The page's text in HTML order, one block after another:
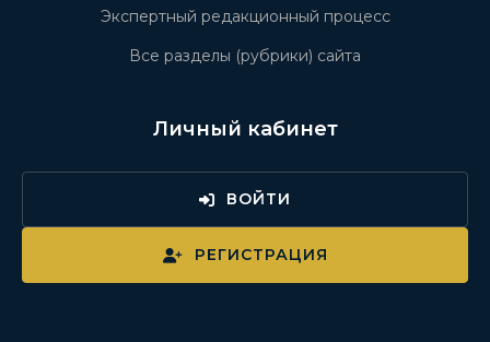
Экспертный редакционный процесс
Все разделы (рубрики) сайта
Личный кабинет
ВОЙТИ
РЕГИСТРАЦИЯ